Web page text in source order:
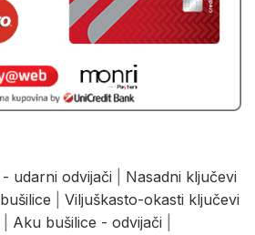
udarni odvijači
Nasadni ključevi
Viljuškasto-okasti ključevi
Aku bušilice - odvijači